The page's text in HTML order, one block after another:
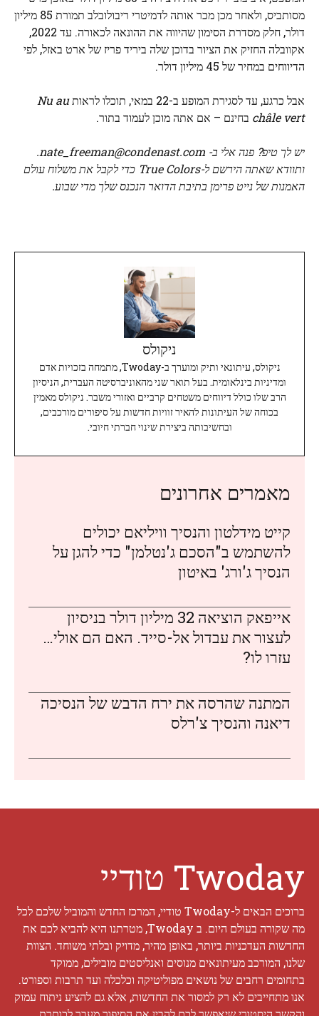
מסותביס, ולאחר מכן מכר אותה לדמיטרי ריבולובלב תמורת 85 מיליון
דולר, חלק מסדרת הסימון שהיווה את ההונאה לכאורה. עד 2022,
אקוובלה החזיק את הציור בדוכן שלה ביריד פריז של ארט באזל, לפי
הדיווחים במחיר של 45 מיליון דולר.
אבל כרגע, עד לסגירת המופע ב-22 במאי, תוכלו לראות
Nu au
châle vert בחינם – אם אתה מוכן לעמוד בתור.
יש לך טיפ? פנה אלי ב- nate_freeman@condenast.com
.
ותוודא שאתההירשם ל-True Colors
כדי לקבל את משלוח עולם
האמנות של נייט פרימן בתיבת הדואר הנכנס שלך מדי שבוע.
ניקולס
ניקולס, עיתונאי ותיק ומוערך ב-Twoday, מתמחה בזכויות אדם
ומדיניות בינלאומית. בעל תואר שני מהאוניברסיטה העברית, הניסיון
הרב שלו כולל דיווחים משטחים קרביים ואזורי משבר. ניקולס מאמין
בכוחה של העיתונות להאיר זוויות חדשות על סיפורים מורכבים,
ובחשיבותה ביצירת שינוי חברתי חיובי.
מאמרים אחרונים
קייט מידלטון והנסיך וויליאם יכולים
להשתמש ב"הסכם ג'נטלמן" כדי להגן על
הנסיך ג'ורג' באיטון
אייפאק הוציאה 32 מיליון דולר בניסיון
לעצור את עבדול אל-סייד. האם הם אולי…
עזרו לו?
המתנה שהרסה את ירח הדבש של הנסיכה
דיאנה והנסיך צ'רלס
Twoday טודיי
ברוכים הבאים ל-Twoday טודיי, המרכז החדש והמוביל שלכם לכל
מה שקורה בעולם היום. ב Twoday, מטרתנו היא להביא לכם את
החדשות העדכניות ביותר, באופן מהיר, מדויק ובלתי משוחד. הצוות
שלנו, המורכב מעיתונאים מנוסים ואנליסטים מובילים, ממוקד
בתחומים רחבים של נושאים מפוליטיקה וכלכלה ועד תרבות וספורט.
אנו מתחייבים לא רק למסור את החדשות, אלא גם להציע ניתוח עמוק